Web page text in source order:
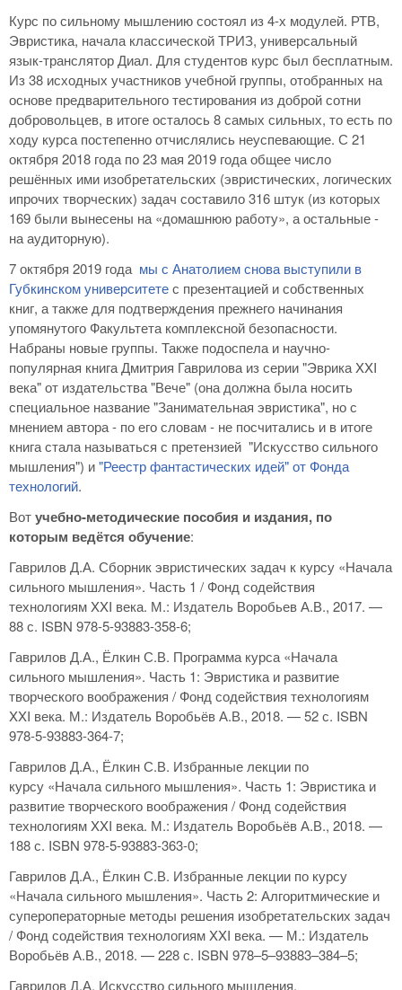
Курс по сильному мышлению состоял из 4-х модулей. РТВ,
Эвристика, начала классической ТРИЗ, универсальный
язык-транслятор Диал. Для студентов курс был бесплатным.
Из 38 исходных участников учебной группы, отобранных на
основе предварительного тестирования из доброй сотни
добровольцев, в итоге осталось 8 самых сильных, то есть по
ходу курса постепенно отчислялись неуспевающие. С 21
октября 2018 года по 23 мая 2019 года общее число
решённых ими изобретательских (эвристических, логических
ипрочих творческих) задач составило 316 штук (из которых
169 были вынесены на «домашнюю работу», а остальные -
на аудиторную).
7 октября 2019 года мы с Анатолием снова выступили в
Губкинском университетес презентацией и собственных
книг, а также для подтверждения прежнего начинания
упомянутого Факультета комплексной безопасности.
Набраны новые группы. Также подоспела и научно-
популярная книга Дмитрия Гаврилова из серии "Эврика XXI
века" от издательства "Вече" (она должна была носить
специальное название "Занимательная эвристика", но с
мнением автора - по его словам - не посчитались и в итоге
книга стала называться с претензией "Искусство сильного
мышления") и"Реестр фантастических идей" от Фонда
технологий.
Вотучебно-методические пособия и издания, по
которым ведётся обучение:
Гаврилов Д.А. Сборник эвристических задач к курсу «Начала
сильного мышления». Часть 1 / Фонд содействия
технологиям XXI века. М.: Издатель Воробьев А.В., 2017. —
88 с. ISBN 978-5-93883-358-6;
Гаврилов Д.А., Ёлкин С.В. Программа курса «Начала
сильного мышления». Часть 1: Эвристика и развитие
творческого воображения / Фонд содействия технологиям
XXI века. М.: Издатель Воробьёв А.В., 2018. — 52 с. ISBN
978-5-93883-364-7;
Гаврилов Д.А., Ёлкин С.В. Избранные лекции по
курсу «Начала сильного мышления». Часть 1: Эвристика и
развитие творческого воображения / Фонд содействия
технологиям XXI века. М.: Издатель Воробьёв А.В., 2018. —
188 с. ISBN 978-5-93883-363-0;
Гаврилов Д.А., Ёлкин С.В. Избранные лекции по курсу
«Начала сильного мыш­ления». Часть 2: Алгоритмические и
супероператорные методы решения изобретательских задач
/ Фонд содействия технологиям XXI века. — М.: Издатель
Воробьёв А.В., 2018. — 228 с. ISBN 978–5–93883–384–5;
Гаврилов Д.А. Искусство сильного мышления.